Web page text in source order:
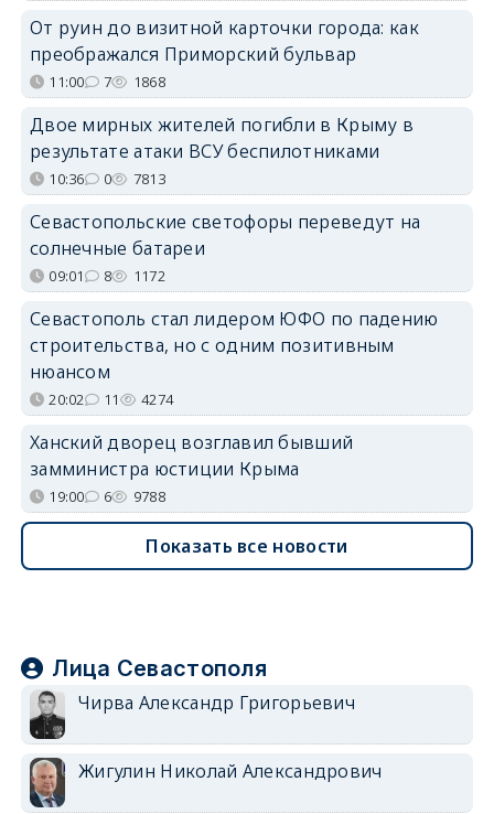
От руин до визитной карточки города: как
преображался Приморский бульвар
11:00 7 1868
Двое мирных жителей погибли в Крыму в
результате атаки ВСУ беспилотниками
10:36 0 7813
Севастопольские светофоры переведут на
солнечные батареи
09:01 8 1172
Севастополь стал лидером ЮФО по падению
строительства, но с одним позитивным
нюансом
20:02 11 4274
Ханский дворец возглавил бывший
замминистра юстиции Крыма
19:00 6 9788
Показать все новости
Лица Севастополя
Чирва Александр Григорьевич
Жигулин Николай Александрович